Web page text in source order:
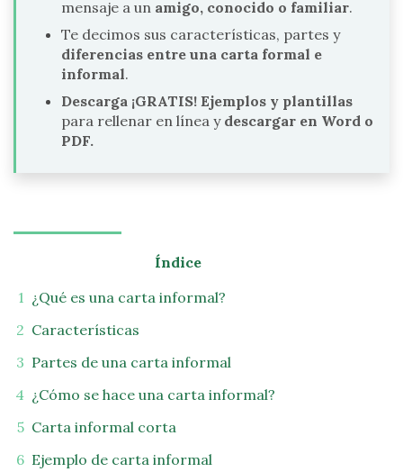
mensaje a un amigo, conocido o familiar.
Te decimos sus características, partes y
diferencias entre una carta formal e
informal.
Descarga ¡GRATIS! Ejemplos y plantillas
para rellenar en línea y descargar en Word o
PDF.
Índice
¿Qué es una carta informal?
Características
Partes de una carta informal
¿Cómo se hace una carta informal?
Carta informal corta
Ejemplo de carta informal